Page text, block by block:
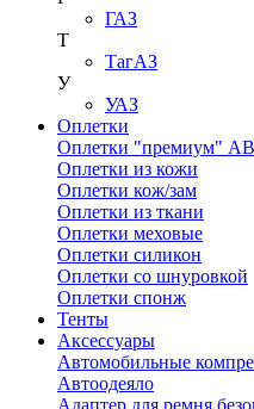
ГАЗ
Т
ТагАЗ
У
УАЗ
Оплетки
Оплетки "премиум"
Оплетки из кожи
Оплетки кож/зам
Оплетки из ткани
Оплетки меховые
Оплетки силикон
Оплетки со шнуровкой
Оплетки спонж
Тенты
Аксессуары
Автомобильные
Автоодеяло
Адаптер для ремня